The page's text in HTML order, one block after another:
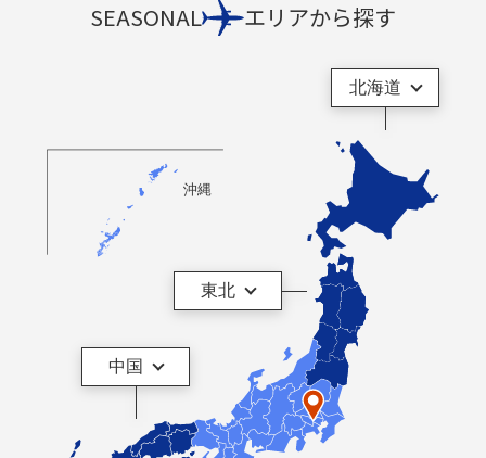
SEASONAL エリアから探す
沖縄
北海道
東北
中国